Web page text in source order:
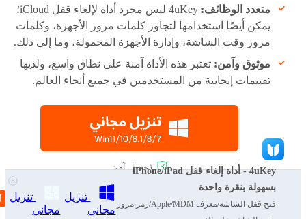
متعدد الوظائف:
4uKey ليس مجرد أداة لإلغاء قفل iCloud؛
يمكن أيضًا استخدامها لتجاوز كلمات مرور الأجهزة، وكلمات
مرور وقت الشاشة، وإدارة الأجهزة المحمولة، وما إلى ذلك.
موثوق وآمن: تعتبر هذه الأداة آمنة على نطاق واسع، ولديها
تقييمات إيجابية من المستخدمين في جميع أنحاء العالم.
4uKey - أداة إلغاء قفل iPhone/iPad
بسهولة بنقرة واحدة
فتح قفل الشاشة/معرف Apple/MDM/رمز مرور
تنزيل
مجاني
تنزيل
مجاني